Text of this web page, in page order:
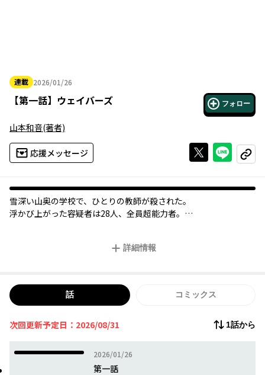
連載 2026/01/26
2026年01月26日
【第一話】 ウェイバーズ フォロー
山本和音(著者)
応援メッセージ Xで投稿する
ライン
コピー
雪深い山奥の学校で、ひとりの教師が殺された。
浮かび上がった容疑者は28人、全員超能力者――。
詳細情報
話 コミックス
次回更新予定日：2026/08/31 1話から
2026/01/26
2026年01月26日
第一話